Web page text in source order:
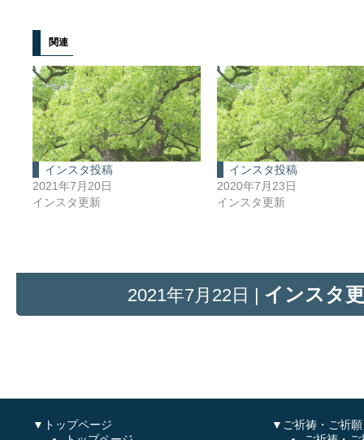
関連
インスタ投稿
2021年7月20日
インスタ更新
インスタ投稿
2020年7月23日
インスタ更新
2021年7月22日 | インスタ
▼トップページ
▼ご祈祷・ご祈願